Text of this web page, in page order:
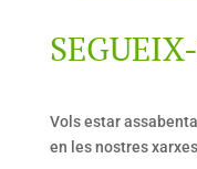
Vols estar
en les nostres